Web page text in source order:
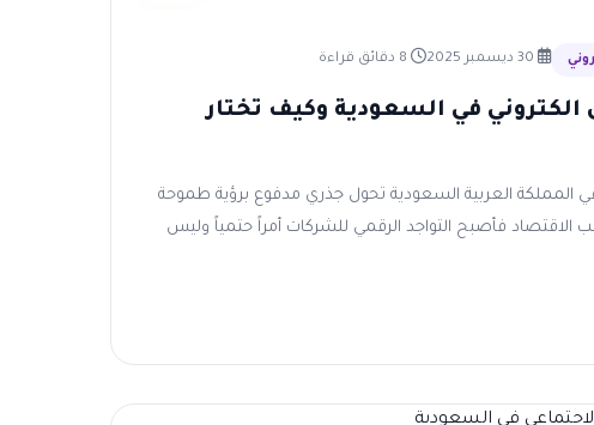
في السعودية وكيف تختار
المملكة العربية السعودية تحول جذري مدفوع برؤية طموحة
الاقتصاد فأصبح التواجد الرقمي للشركات أمراً حتمياً وليس